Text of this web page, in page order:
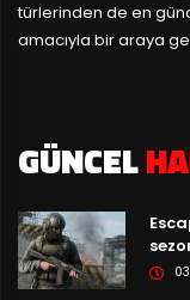
türlerinden de en
amacıyla bir araya
GÜNCEL